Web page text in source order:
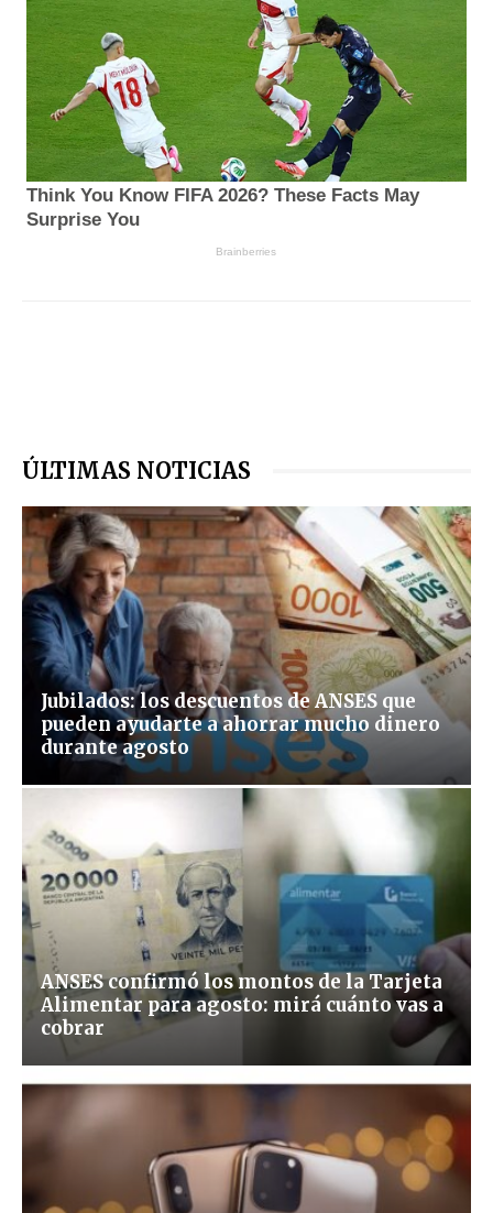
ÚLTIMAS NOTICIAS
Jubilados: los descuentos de ANSES que
pueden ayudarte a ahorrar mucho dinero
durante agosto
ANSES confirmó los montos de la Tarjeta
Alimentar para agosto: mirá cuánto vas a
cobrar